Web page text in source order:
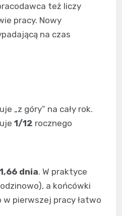
też liczy
pracy. Nowy
na czas
„z góry” na cały rok.
1/12 rocznego
1,66 dnia. W praktyce
a końcówki
w pierwszej pracy łatwo